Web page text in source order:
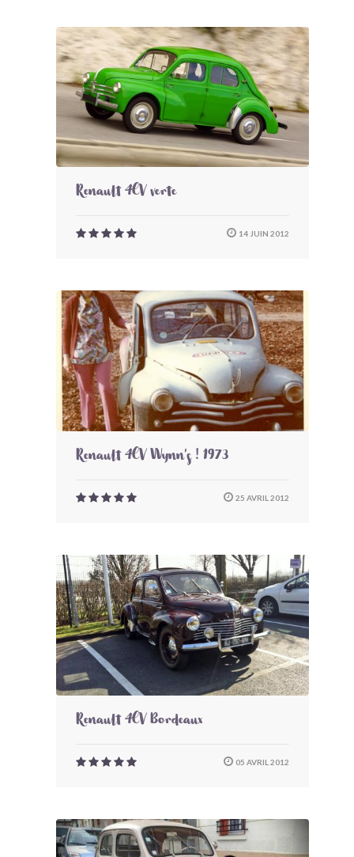
Renault 4CV verte
14 JUIN 2012
Renault 4CV Wynn's ! 1973
25 AVRIL 2012
Renault 4CV Bordeaux
05 AVRIL 2012